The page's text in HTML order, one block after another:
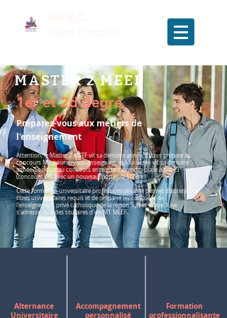
MASTER 2 MEEF
1er et 2d degré
Préparez-vous aux métiers de
l'enseignement
Attention, le Master 2 MEEF vit sa dernière année. Il vous prépare au
concours M2 pour devenir enseignant, qui lui aussi, vit sa dernière
année. Le nouveau concours enseignant prendra place à bac+3
(concours L3), avec un nouveau master, le M2E.
Cette formation universitaire professionnalisante permet d’obtenir les
titres universitaires requis et de préparer les concours de
l’enseignement privé catholique de la région Sud et Corse. Il ne
s'adresse qu'à des titulaires d'un M1 MEEF.
Alternance
Universitaire
Formation
professionnalisante
Accompagnement
personnalisé